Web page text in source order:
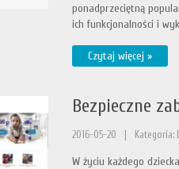
ponadprzeciętną
ich funkcjonalności i
Czytaj więcej »
Bezpieczne
2016-05-20 Kategoria:
W życiu każdego